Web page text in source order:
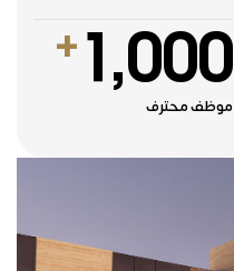
موظف محترف
1,000
+